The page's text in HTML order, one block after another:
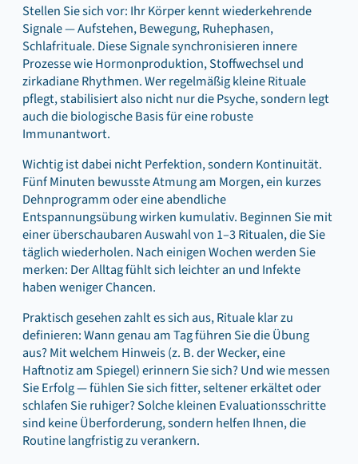
Stellen Sie sich vor: Ihr Körper kennt wiederkehrende
Signale — Aufstehen, Bewegung, Ruhephasen,
Schlafrituale. Diese Signale synchronisieren innere
Prozesse wie Hormonproduktion, Stoffwechsel und
zirkadiane Rhythmen. Wer regelmäßig kleine Rituale
pflegt, stabilisiert also nicht nur die Psyche, sondern legt
auch die biologische Basis für eine robuste
Immunantwort.
Wichtig ist dabei nicht Perfektion, sondern Kontinuität.
Fünf Minuten bewusste Atmung am Morgen, ein kurzes
Dehnprogramm oder eine abendliche
Entspannungsübung wirken kumulativ. Beginnen Sie mit
einer überschaubaren Auswahl von 1–3 Ritualen, die Sie
täglich wiederholen. Nach einigen Wochen werden Sie
merken: Der Alltag fühlt sich leichter an und Infekte
haben weniger Chancen.
Praktisch gesehen zahlt es sich aus, Rituale klar zu
definieren: Wann genau am Tag führen Sie die Übung
aus? Mit welchem Hinweis (z. B. der Wecker, eine
Haftnotiz am Spiegel) erinnern Sie sich? Und wie messen
Sie Erfolg — fühlen Sie sich fitter, seltener erkältet oder
schlafen Sie ruhiger? Solche kleinen Evaluationsschritte
sind keine Überforderung, sondern helfen Ihnen, die
Routine langfristig zu verankern.